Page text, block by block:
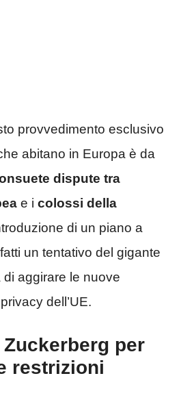
provvedimento esclusivo
abitano in Europa è da
dispute tra
e i colossi della
di un piano a
un tentativo del gigante
aggirare le nuove
dell’UE.
per
restrizioni